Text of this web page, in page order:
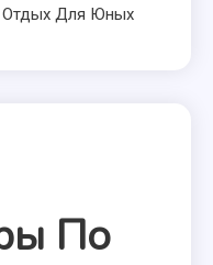
Отдых Для Юных
По